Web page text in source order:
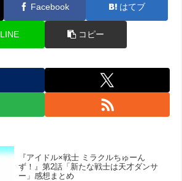
Facebook はてブ
LINE コピー
『アイドル×戦士 ミラクルちゅーん
ず！』第2話「新たな戦士は天才ダンサ
ー」感想まとめ